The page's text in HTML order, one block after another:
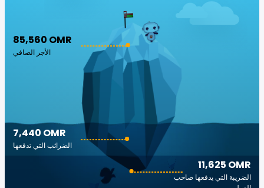
85,560 OMR
الأجر الصافي
11,625 OMR
الضريبة التي يدفعها صاحب
7,440 OMR
الضرائب التي تدفعها